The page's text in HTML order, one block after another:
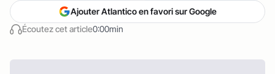
Écoutez cet article0:00min
Ajouter Atlantico en favori sur Google